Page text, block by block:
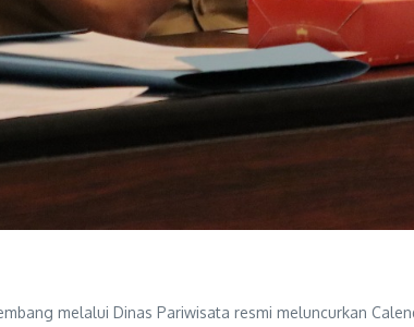
melalui Dinas Pariwisata resmi meluncurkan